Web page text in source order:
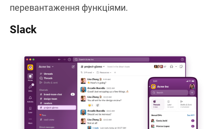
перевантаження функціями.
Slack